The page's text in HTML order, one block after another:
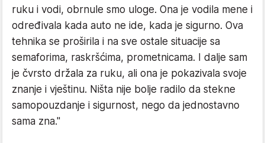
ruku i vodi, obrnule smo uloge. Ona je vodila mene i
određivala kada auto ne ide, kada je sigurno. Ova
tehnika se proširila i na sve ostale situacije sa
semaforima, raskršćima, prometnicama. I dalje sam
je čvrsto držala za ruku, ali ona je pokazivala svoje
znanje i vještinu. Ništa nije bolje radilo da stekne
samopouzdanje i sigurnost, nego da jednostavno
sama zna."